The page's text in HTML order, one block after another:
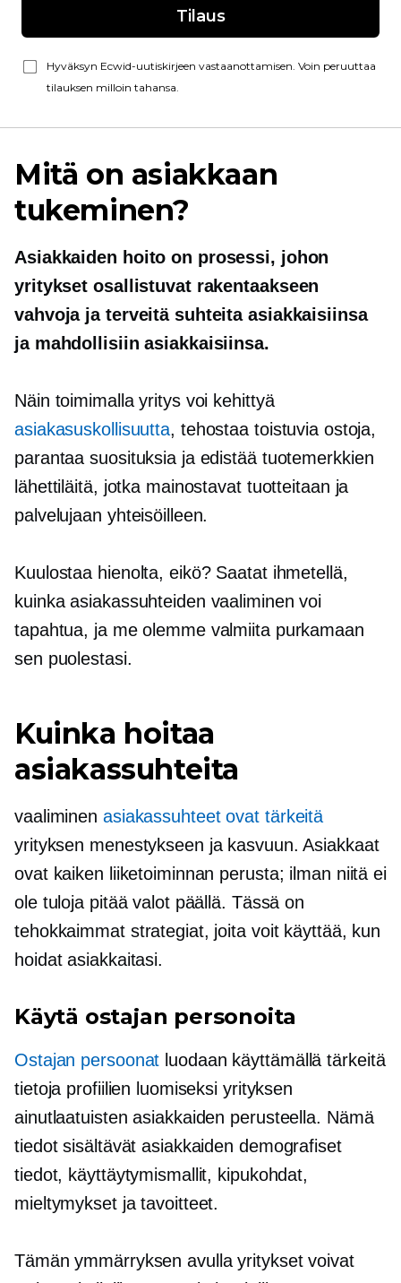
Tilaus
Hyväksyn Ecwid-uutiskirjeen vastaanottamisen. Voin peruuttaa
tilauksen milloin tahansa.
Mitä on asiakkaan
tukeminen?
Asiakkaiden hoito on prosessi, johon
yritykset osallistuvat rakentaakseen
vahvoja ja terveitä suhteita asiakkaisiinsa
ja mahdollisiin asiakkaisiinsa.
Näin toimimalla yritys voi kehittyä
asiakasuskollisuutta, tehostaa toistuvia ostoja,
parantaa suosituksia ja edistää tuotemerkkien
lähettiläitä, jotka mainostavat tuotteitaan ja
palvelujaan yhteisöilleen.
Kuulostaa hienolta, eikö? Saatat ihmetellä,
kuinka asiakassuhteiden vaaliminen voi
tapahtua, ja me olemme valmiita purkamaan
sen puolestasi.
Kuinka hoitaa
asiakassuhteita
vaaliminen asiakassuhteet ovat tärkeitä
yrityksen menestykseen ja kasvuun. Asiakkaat
ovat kaiken liiketoiminnan perusta; ilman niitä ei
ole tuloja pitää valot päällä. Tässä on
tehokkaimmat strategiat, joita voit käyttää, kun
hoidat asiakkaitasi.
Käytä ostajan personoita
Ostajan persoonat luodaan käyttämällä tärkeitä
tietoja profiilien luomiseksi yrityksen
ainutlaatuisten asiakkaiden perusteella. Nämä
tiedot sisältävät asiakkaiden demografiset
tiedot, käyttäytymismallit, kipukohdat,
mieltymykset ja tavoitteet.
Tämän ymmärryksen avulla yritykset voivat